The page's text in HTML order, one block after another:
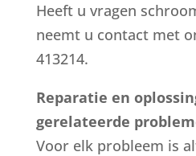
Heeft u vragen
neemt u contact met
413214.
Reparatie en
gerelateerde
Voor elk probleem is